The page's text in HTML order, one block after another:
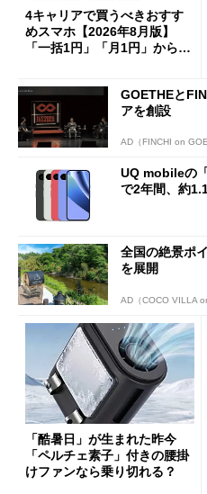
4キャリアで買うべきおすす
めスマホ【2026年8月版】
「一括1円」「月1円」からお
GOETHEと
アを創設
AD（FINCHI on
UQ mobileの
で2年間、約
全国の絶景ポ
を展開
AD（COCO VILLA
「酷暑日」が生まれた昨今
「ペルチェ素子」付きの腰掛
けファンなら乗り切れる？